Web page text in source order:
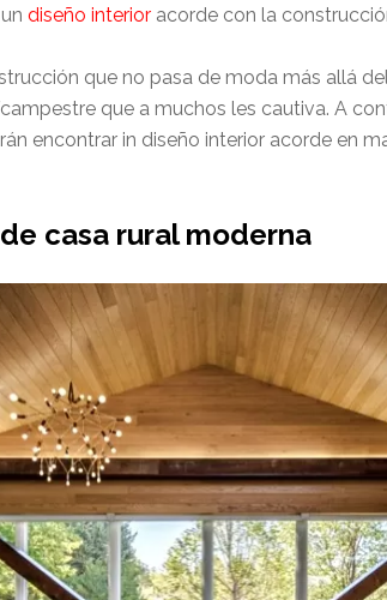
diseño interior acorde con la
que no pasa de moda más allá
que a muchos les cautiva. A
encontrar in diseño interior acorde en
casa rural moderna